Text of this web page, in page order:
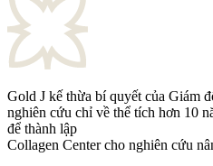
Gold J kế thừa bí quyết của Giám
nghiên cứu chỉ về thể tích hơn 10
để thành lập
Collagen Center cho nghiên cứu